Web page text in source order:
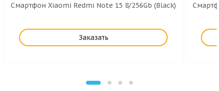
Смартфон Xiaomi Redmi Note 15 8/256Gb (Black)
Заказать